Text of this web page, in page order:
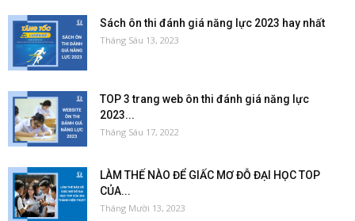
Sách ôn thi đánh giá năng lực 2023 hay nhất
Tháng Sáu 13, 2023
TOP 3 trang web ôn thi đánh giá năng lực
2023...
Tháng Sáu 17, 2022
LÀM THẾ NÀO ĐỂ GIẤC MƠ ĐỖ ĐẠI HỌC TOP
CỦA...
Tháng Mười 13, 2023